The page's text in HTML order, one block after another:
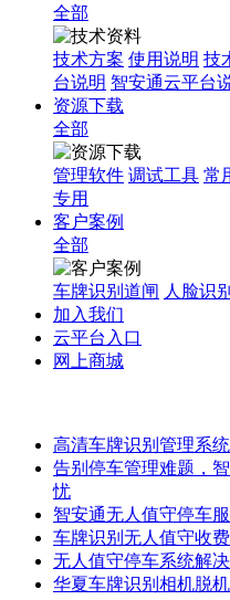
全部
技术方案 使用说明 技
台说明 智安通云平台
资源下载
全部
管理软件 调试工具 常
专用
客户案例
全部
车牌识别道闸 人脸识
加入我们
云平台入口
网上商城
高清车牌识别管理系
告别停车管理难题，
忧
智安通无人值守停车
车牌识别无人值守收
无人值守停车系统解
华夏车牌识别相机脱